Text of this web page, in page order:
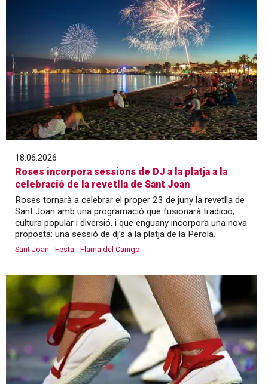
18.06.2026
Roses incorpora sessions de DJ a la platja a la
celebració de la revetlla de Sant Joan
Roses tornarà a celebrar el proper 23 de juny la revetlla de
Sant Joan amb una programació que fusionarà tradició,
cultura popular i diversió, i que enguany incorpora una nova
proposta: una sessió de dj’s a la platja de la Perola.
Sant Joan Festa Flama del Canigo